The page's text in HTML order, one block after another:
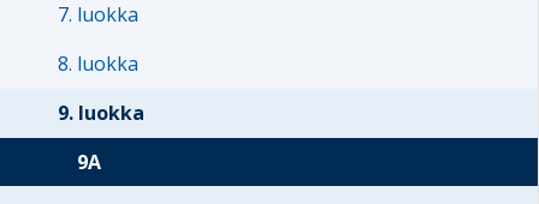
7. luokka
8. luokka
9. luokka
9A